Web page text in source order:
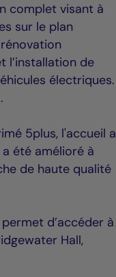
complet visant à
sur le plan
l’installation de
électriques.
5plus, l'accueil a
été amélioré à
de haute qualité
d’accéder à
Hall,